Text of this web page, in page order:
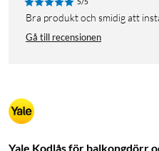
5/5
Bra produkt och smidig att
Gå till recensionen
Yale Kodlås för balkongdörr